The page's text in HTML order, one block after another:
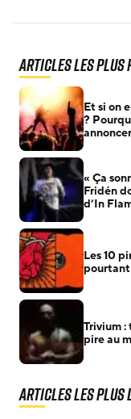
Articles les plus
Et si on
?
annoncer
« Ça
Fridén
d’In
Les 10
Trivium :
pire au
Articles les plus